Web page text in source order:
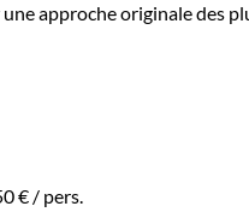
approche originale des
€ / pers.